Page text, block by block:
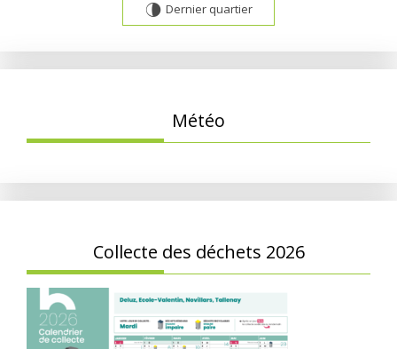
U Dernier quartier
Météo
Collecte des déchets 2026